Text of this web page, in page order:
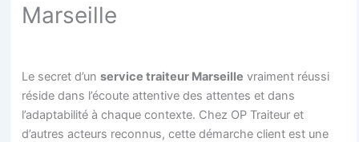
Marseille
Le secret d’unservice traiteur Marseille vraiment réussi
réside dans l’écoute attentive des attentes et dans
l’adaptabilité à chaque contexte. Chez OP Traiteur et
d’autres acteurs reconnus, cette démarche client est une